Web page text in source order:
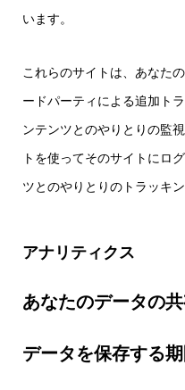
います。
これらのサイトは、あなた
ードパーティによる追加ト
ンテンツとのやりとりの監
トを使ってそのサイトにロ
ツとのやりとりのトラッキ
アナリティクス
あなたのデータの
データを保存する期